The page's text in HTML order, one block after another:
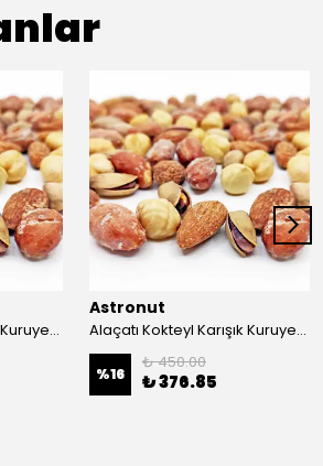
Alaçatı Kokteyl Karışık Kuruyemiş 1 kg
Astronut
Alaçatı Kokteyl Karışık Kuruyemiş 500 Gr
%16
₺ 450.00
₺ 376.85